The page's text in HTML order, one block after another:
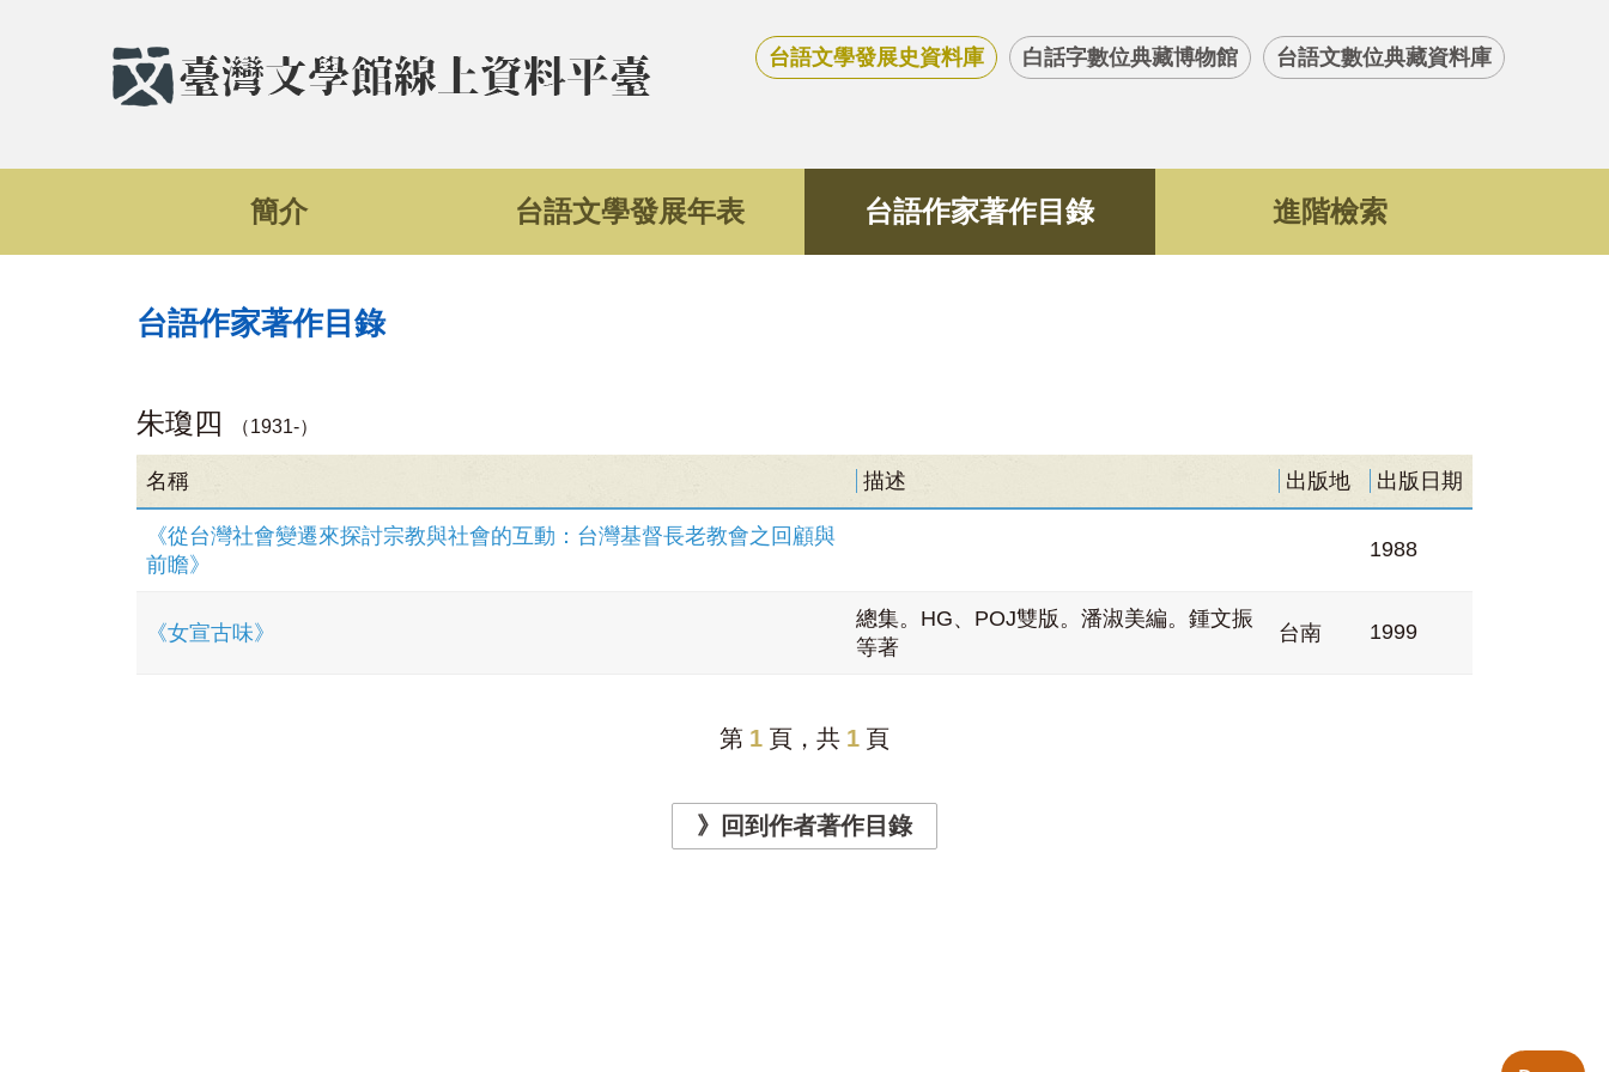
台語文學發展史資料庫 白話字數位典藏博物館 台語文數位典藏資料庫
簡介 台語文學發展年表 台語作家著作目錄 進階檢索
台語作家著作目錄
朱瓊四 （1931-）
名稱 描述 出版地 出版日期
《從台灣社會變遷來探討宗教與社會的互動：台灣基督長老教會之回顧與
前瞻》
1988
《女宣古味》
總集。HG、POJ雙版。潘淑美編。鍾文振
等著
台南 1999
第 1 頁，共 1 頁
》回到作者著作目錄